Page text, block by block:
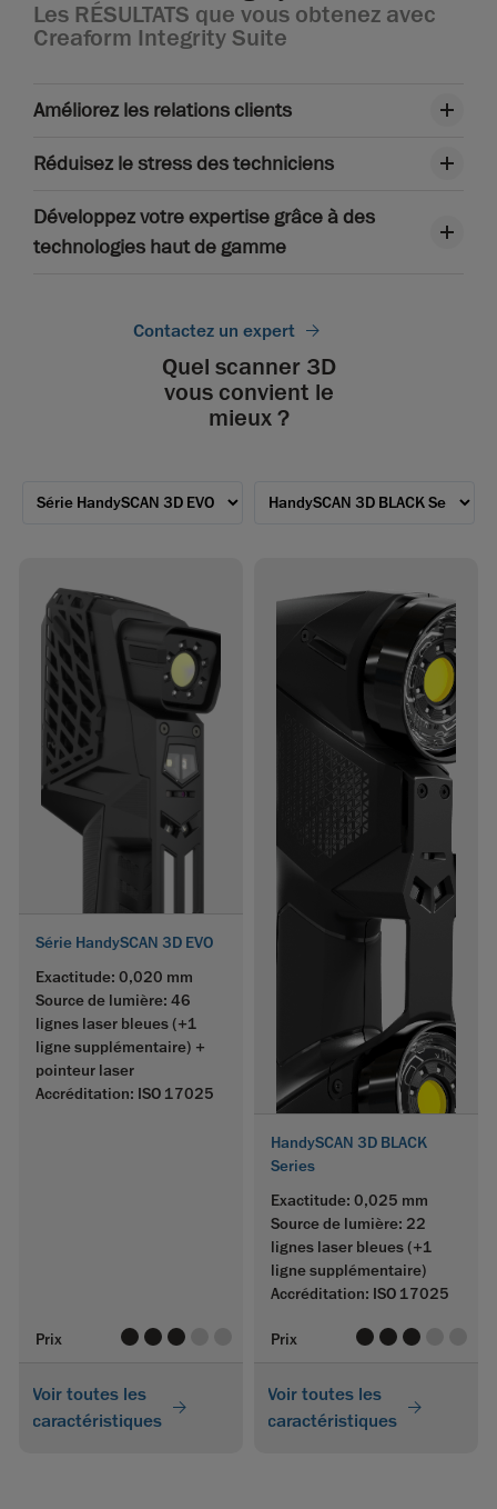
Les RÉSULTATS que vous obtenez avec
Creaform Integrity Suite
Améliorez les relations clients
Réduisez le stress des techniciens
Développez votre expertise grâce à des
technologies haut de gamme
Contactez un expert
Quel scanner 3D
vous convient le
mieux ?
Série HandySCAN 3D EVO
Exactitude: 0,020 mm
Source de lumière: 46
lignes laser bleues (+1
ligne supplémentaire) +
pointeur laser
Accréditation: ISO 17025
Prix valuevaluevalue
Voir toutes les
caractéristiques
HandySCAN 3D BLACK
Series
Exactitude: 0,025 mm
Source de lumière: 22
lignes laser bleues (+1
ligne supplémentaire)
Accréditation: ISO 17025
Prix valuevaluevalue
Voir toutes les
caractéristiques